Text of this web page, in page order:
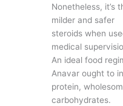
Nonetheless, it’s
milder and safer
steroids when
medical
An ideal food
Anavar ought to
protein,
carbohydrates.